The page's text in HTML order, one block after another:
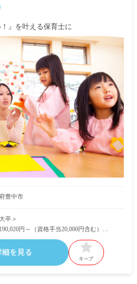
』を叶える保育士に
豊中市
卒＞
円～（資格手当20,000円含む）
・専門卒＞
180,010円～（資格手当20,000円含む）
を見る
キープ